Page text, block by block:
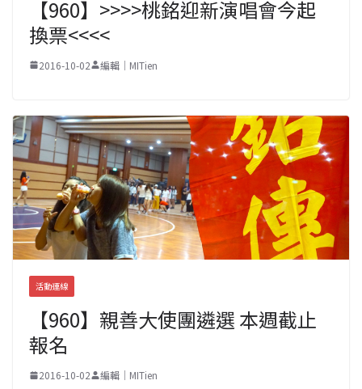
【960】>>>>桃銘迎新演唱會今起
換票<<<<
2016-10-02 編輯｜MITien
活動連線
【960】親善大使團遴選 本週截止
報名
2016-10-02 編輯｜MITien